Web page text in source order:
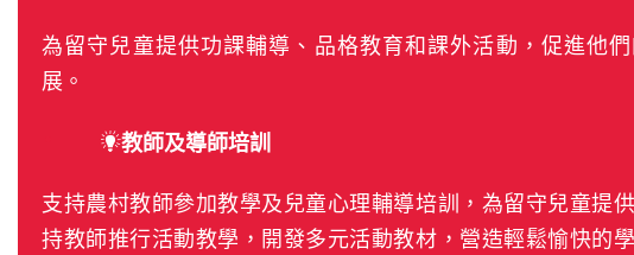
為留守兒童提供功課輔導、品格教育和課外活動，促進他
展。
教師及導師培訓
支持農村教師參加教學及兒童心理輔導培訓，為留守兒童提
持教師推行活動教學，開發多元活動教材，營造輕鬆愉快的